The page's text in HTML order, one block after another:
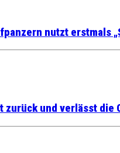
nutzt erstmals
und verlässt die